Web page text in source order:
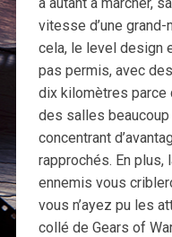
vitesse d’une
cela, le level design
pas permis, avec
dix kilomètres parce
des salles
concentrant
rapprochés. En
ennemis vous
vous n’ayez pu les
collé de Gears of